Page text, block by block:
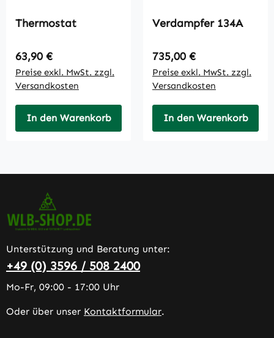
Thermostat
Regulärer Preis:
63,90 €
Preise exkl. MwSt. zzgl.
Versandkosten
In den Warenkorb
Verdampfer 134A
Regulärer Preis:
735,00 €
Preise exkl. MwSt. zzgl.
Versandkosten
In den Warenkorb
Unterstützung und Beratung unter:
+49 (0) 3596 / 508 2400
Mo-Fr, 09:00 - 17:00 Uhr
Oder über unser Kontaktformular.